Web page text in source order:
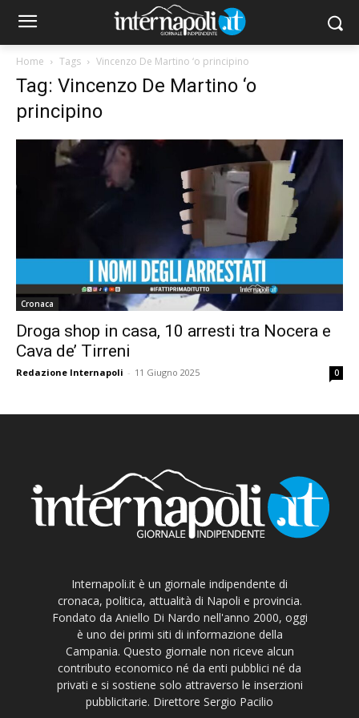
Home Tags Vincenzo De Martino ‘o principino
Tag: Vincenzo De Martino ‘o
principino
Cronaca
Droga shop in casa, 10 arresti tra Nocera e
Cava de’ Tirreni
Redazione Internapoli - 11 Giugno 2025 0
Internapoli.it è un giornale indipendente di
cronaca, politica, attualità di Napoli e provincia.
Fondato da Aniello Di Nardo nell'anno 2000, oggi
è uno dei primi siti di informazione della
Campania. Questo giornale non riceve alcun
contributo economico né da enti pubblici né da
privati e si sostiene solo attraverso le inserzioni
pubblicitarie. Direttore Sergio Pacilio